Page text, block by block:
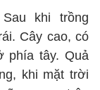
khi trồng
Cây cao, có
phía tây. Quả
khi mặt trời